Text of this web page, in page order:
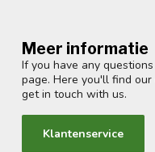
Meer informatie
If you have any
page. Here you'll find
get in touch with us.
Klantenservice